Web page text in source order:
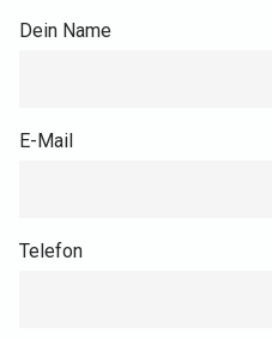
Dein Name
E-Mail
Telefon